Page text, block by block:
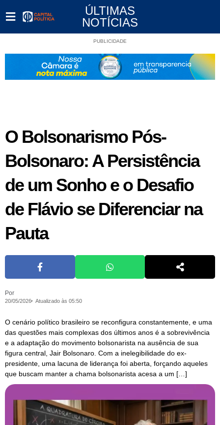
ÚLTIMAS
NOTÍCIAS
PUBLICIDADE
O Bolsonarismo Pós-
Bolsonaro: A Persistência
de um Sonho e o Desafio
de Flávio se Diferenciar na
Pauta
Por
20/05/2026 Atualizado às 05:50
O cenário político brasileiro se reconfigura constantemente, e uma
das questões mais complexas dos últimos anos é a sobrevivência
e a adaptação do movimento bolsonarista na ausência de sua
figura central, Jair Bolsonaro. Com a inelegibilidade do ex-
presidente, uma lacuna de liderança foi aberta, forçando aqueles
que buscam manter a chama bolsonarista acesa a um […]